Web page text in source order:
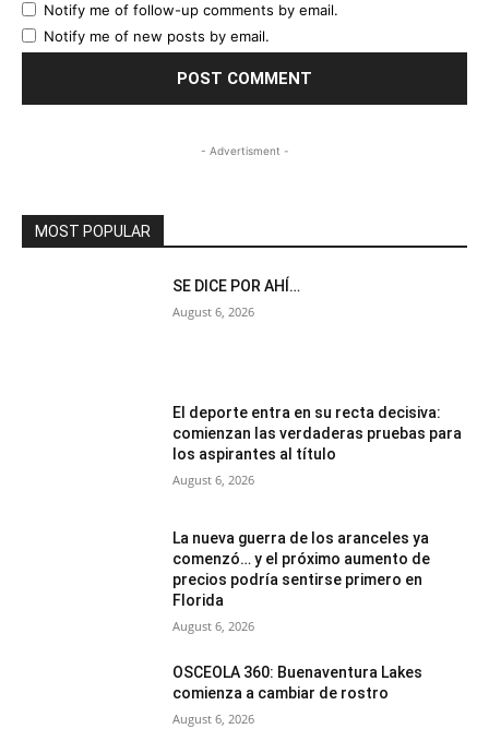
Notify me of follow-up comments by email.
Notify me of new posts by email.
- Advertisment -
MOST POPULAR
SE DICE POR AHÍ…
August 6, 2026
El deporte entra en su recta decisiva:
comienzan las verdaderas pruebas para
los aspirantes al título
August 6, 2026
La nueva guerra de los aranceles ya
comenzó… y el próximo aumento de
precios podría sentirse primero en
Florida
August 6, 2026
OSCEOLA 360: Buenaventura Lakes
comienza a cambiar de rostro
August 6, 2026